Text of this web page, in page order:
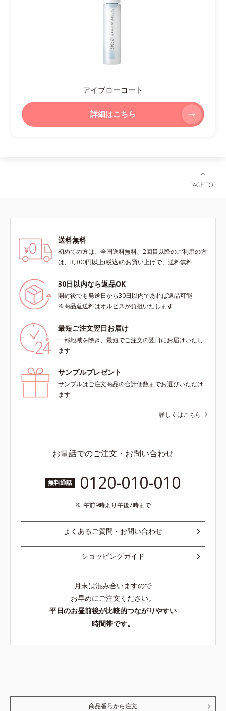
アイブローコート
詳細はこちら
送料無料
初めての方は、全国送料無料、2回目以降のご利用の方
は、3,300円以上(税込)のお買い上げで、送料無料
30日以内なら返品OK
開封後でも発送日から30日以内であれば返品可能
※商品返送料はオルビスが負担いたします
最短ご注文翌日お届け
一部地域を除き、最短でご注文の翌日にお届けいたし
ます
サンプルプレゼント
サンプルはご注文商品の合計個数までお選びいただけ
ます
詳しくはこちら
お電話でのご注文・お問い合わせ
無料通話 0120-010-010
午前9時より午後7時まで
よくあるご質問・お問い合わせ
ショッピングガイド
月末は混み合いますので
お早めにご注文ください。
平日のお昼前後が比較的つながりやすい
時間帯です。
商品番号から注文